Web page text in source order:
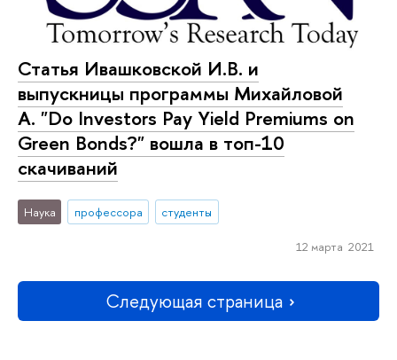
Статья Ивашковской И.В. и
выпускницы программы Михайловой
А. "Do Investors Pay Yield Premiums on
Green Bonds?" вошла в топ-10
скачиваний
Наука профессора студенты
12 марта 2021
Следующая страница